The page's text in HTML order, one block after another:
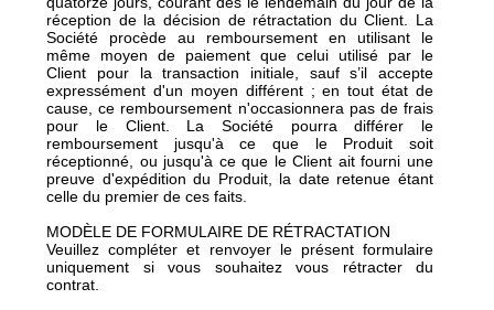
réception de la décision de rétractation du Client. La
Société procède au remboursement en utilisant le
même moyen de paiement que celui utilisé par le
Client pour la transaction initiale, sauf s’il accepte
expressément d'un moyen différent ; en tout état de
cause, ce remboursement n'occasionnera pas de frais
pour le Client. La Société pourra différer le
remboursement jusqu'à ce que le Produit soit
réceptionné, ou jusqu'à ce que le Client ait fourni une
preuve d'expédition du Produit, la date retenue étant
celle du premier de ces faits.
MODÈLE DE FORMULAIRE DE RÉTRACTATION
Veuillez compléter et renvoyer le présent formulaire
uniquement si vous souhaitez vous rétracter du
contrat.